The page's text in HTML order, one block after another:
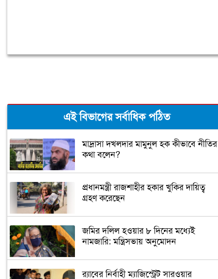
এই বিভাগের সর্বাধিক পঠিত
মাদ্রাসা দখলদার মামুনুল হক কীভাবে নীতির
কথা বলেন?
প্রধানমন্ত্রী রাজশাহীর হকার খুকির দায়িত্ব
গ্রহণ করেছেন
জমির দলিল হওয়ার ৮ দিনের মধ্যেই
নামজারি: মন্ত্রিসভায় অনুমোদন
র‌্যাবের নির্বাহী ম্যাজিস্ট্রেট সারওয়ার